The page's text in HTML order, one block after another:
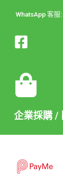
WhatsApp 客
企業採購 /